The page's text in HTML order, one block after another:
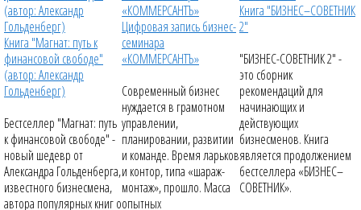
Книга "Магнат: путь к
финансовой свободе"
(автор: Александр
Гольденберг)
Бестселлер "Магнат: путь
к финансовой свободе" -
новый шедевр от
Александра Гольденберга,
известного бизнесмена,
автора популярных книг о
Цифровая запись бизнес-
семинара
«КОММЕРСАНТЪ»
Современный бизнес
нуждается в грамотном
управлении,
планировании, развитии
и команде. Время ларьков
и контор, типа «шараж-
монтаж», прошло. Масса
опытных
Книга "БИЗНЕС–СОВЕТНИК
2"
"БИЗНЕС-СОВЕТНИК 2" -
это сборник
рекомендаций для
начинающих и
действующих
бизнесменов. Книга
является продолжением
бестселлера «БИЗНЕС–
СОВЕТНИК».